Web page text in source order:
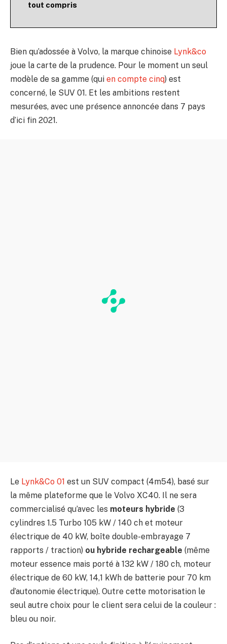
tout compris
Bien qu’adossée à Volvo, la marque chinoise Lynk&co
joue la carte de la prudence. Pour le moment un seul
modèle de sa gamme (qui en compte cinq) est
concerné, le SUV 01. Et les ambitions restent
mesurées, avec une présence annoncée dans 7 pays
d’ici fin 2021.
Le Lynk&Co 01 est un SUV compact (4m54), basé sur
la même plateforme que le Volvo XC40. Il ne sera
commercialisé qu’avec les moteurs hybride (3
cylindres 1.5 Turbo 105 kW / 140 ch et moteur
électrique de 40 kW, boîte double-embrayage 7
rapports / traction) ou hybride rechargeable (même
moteur essence mais porté à 132 kW / 180 ch, moteur
électrique de 60 kW, 14,1 kWh de batterie pour 70 km
d’autonomie électrique). Outre cette motorisation le
seul autre choix pour le client sera celui de la couleur :
bleu ou noir.